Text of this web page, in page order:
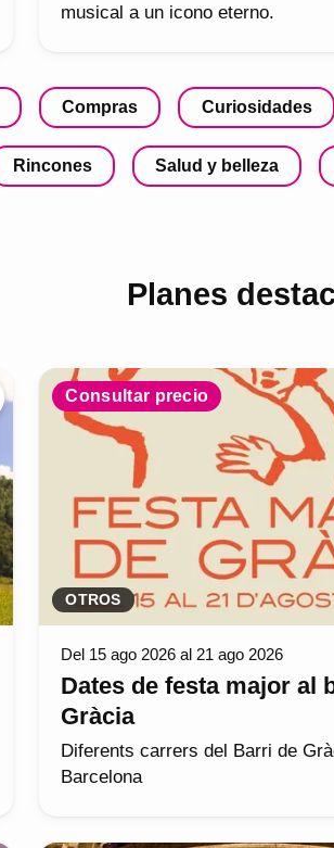
musical a un icono eterno.
Compras Curiosidades
Rincones Salud y belleza
Planes
Consultar precio
OTROS
Del 15 ago 2026 al 21 ago 2026
Dates de festa major al
Gràcia
Diferents carrers del Barri de
Barcelona